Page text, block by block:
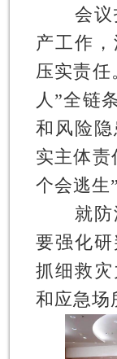
会议指
产工作
压实责任
人”全链
和风险
实主体责
个会逃生
就防汛
要强化
抓细救
和应急场